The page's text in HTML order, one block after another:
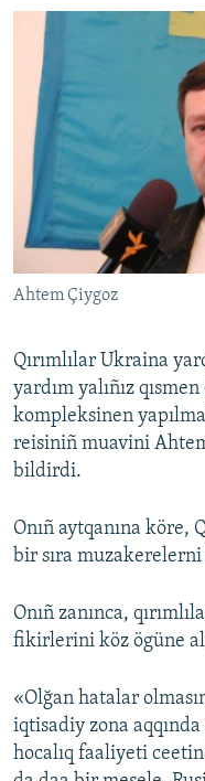
SÜRET
BLOGLAR
FİKİR
Русский
Українською
RFE/RS bütün
Ahtem Çiygoz
Qırımlılar Ukraina
yardım yalıñız
kompleksinen
reisiniñ muavini
bildirdi.
Onıñ aytqanına köre,
bir sıra
Onıñ zanınca,
fikirlerini köz ögüne
«Olğan hatalar
iqtisadiy zona
hocalıq faaliyeti